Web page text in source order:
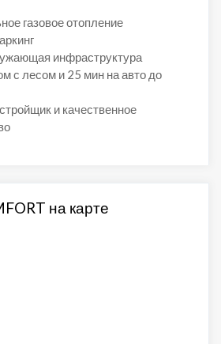
газовое отопление
инфраструктура
с лесом и 25 мин на авто до
и качественное
на карте